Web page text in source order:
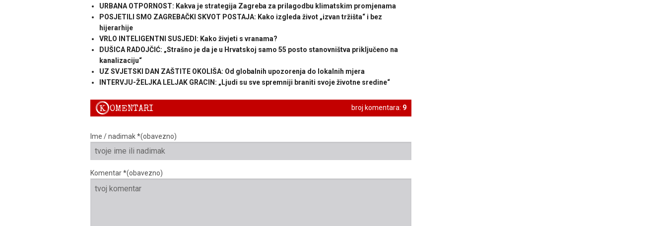
URBANA OTPORNOST: Kakva je strategija Zagreba za prilagodbu klimatskim promjenama
POSJETILI SMO ZAGREBAČKI SKVOT POSTAJA: Kako izgleda život „izvan tržišta“ i bez
hijerarhije
VRLO INTELIGENTNI SUSJEDI: Kako živjeti s vranama?
DUŠICA RADOJČIĆ: „Strašno je da je u Hrvatskoj samo 55 posto stanovništva priključeno na
kanalizaciju“
UZ SVJETSKI DAN ZAŠTITE OKOLIŠA: Od globalnih upozorenja do lokalnih mjera
INTERVJU-ŽELJKA LELJAK GRACIN: „Ljudi su sve spremniji braniti svoje životne sredine“
broj komentara: 9
KOMENTARI
Ime / nadimak *(obavezno)
Komentar *(obavezno)